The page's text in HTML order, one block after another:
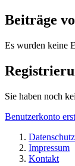
Beiträge
Es wurden keine
Sie haben noch
Benutzerkonto
Impressum
Kontakt